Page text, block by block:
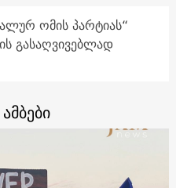
ომის პარტიას“
გასაღვივებლად